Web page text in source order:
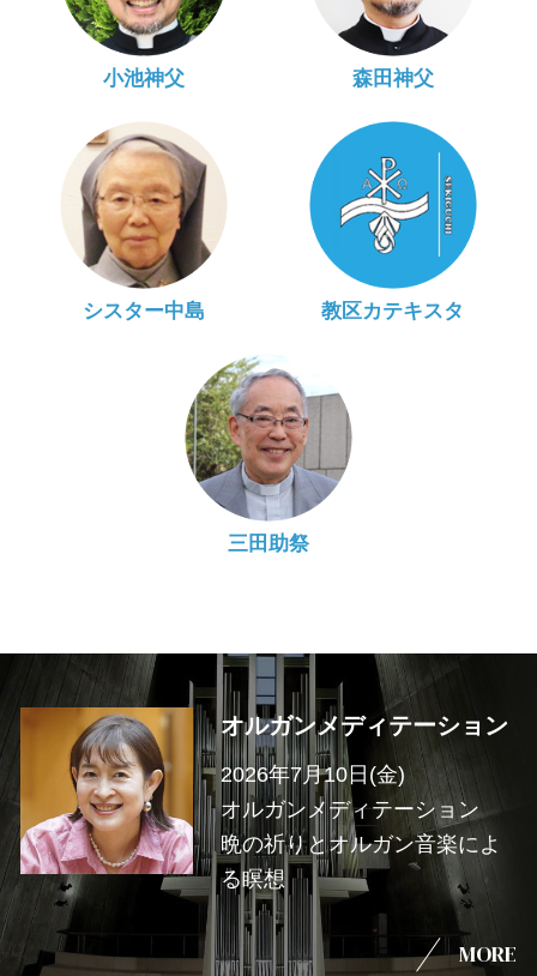
小池神父 森田神父
シスター中島 教区カテキスタ
三田助祭
オルガンメディテーション
2026年7月10日(金)
オルガンメディテーション
晩の祈りとオルガン音楽によ
る瞑想
MORE